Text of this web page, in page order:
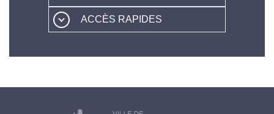
ACCÈS RAPIDES